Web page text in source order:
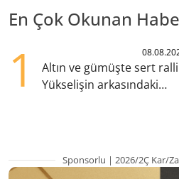
En Çok Okunan
1
Altın ve gümüşte sert
Yükselişin arkasındaki
Sponsorlu | 2026/2Ç Kar/